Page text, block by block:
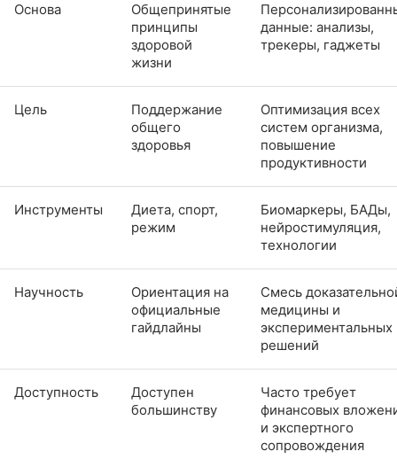
Основа
Общепринятые
принципы
здоровой
жизни
данные: анализы,
трекеры, гаджеты
Цель
Поддержание
общего
здоровья
Оптимизация всех
систем организма,
повышение
продуктивности
Инструменты
Диета, спорт,
режим
Биомаркеры, БАДы,
нейростимуляция,
технологии
Научность
Ориентация на
официальные
гайдлайны
Смесь
медицины и
экспериментальных
решений
Доступность
Доступен
большинству
Часто требует
финансовых
и экспертного
сопровождения